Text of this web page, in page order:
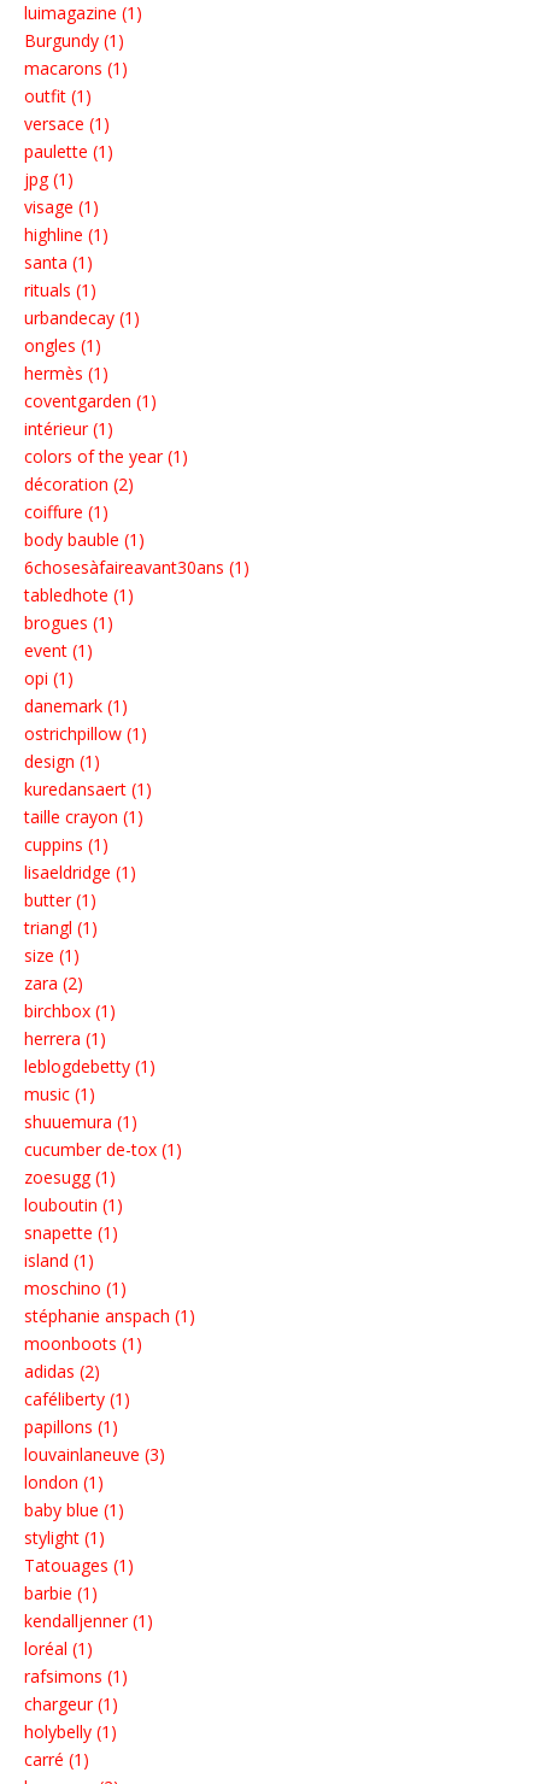
luimagazine (1)
Burgundy (1)
macarons (1)
outfit (1)
versace (1)
paulette (1)
jpg (1)
visage (1)
highline (1)
santa (1)
rituals (1)
urbandecay (1)
ongles (1)
hermès (1)
coventgarden (1)
intérieur (1)
colors of the year (1)
décoration (2)
coiffure (1)
body bauble (1)
6chosesàfaireavant30ans (1)
tabledhote (1)
brogues (1)
event (1)
opi (1)
danemark (1)
ostrichpillow (1)
design (1)
kuredansaert (1)
taille crayon (1)
cuppins (1)
lisaeldridge (1)
butter (1)
triangl (1)
size (1)
zara (2)
birchbox (1)
herrera (1)
leblogdebetty (1)
music (1)
shuuemura (1)
cucumber de-tox (1)
zoesugg (1)
louboutin (1)
snapette (1)
island (1)
moschino (1)
stéphanie anspach (1)
moonboots (1)
adidas (2)
caféliberty (1)
papillons (1)
louvainlaneuve (3)
london (1)
baby blue (1)
stylight (1)
Tatouages (1)
barbie (1)
kendalljenner (1)
loréal (1)
rafsimons (1)
chargeur (1)
holybelly (1)
carré (1)